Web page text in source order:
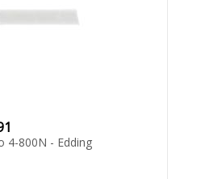
4-800N - Edding